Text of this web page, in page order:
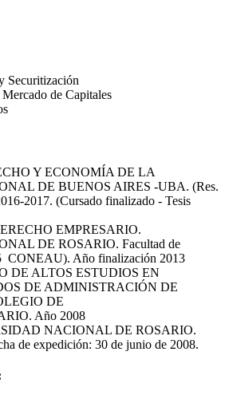
Securitización
de Capitales
Y ECONOMÍA DE LA
DE BUENOS AIRES -UBA. (Res.
2017. (Cursado finalizado - Tesis
EMPRESARIO.
DE ROSARIO. Facultad de
CONEAU). Año finalización 2013
DE ALTOS ESTUDIOS EN
DE ADMINISTRACIÓN DE
DE
Año 2008
NACIONAL DE ROSARIO.
de expedición: 30 de junio de 2008.